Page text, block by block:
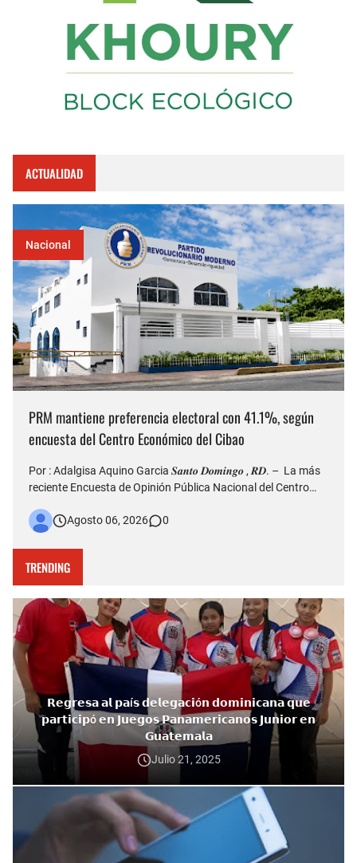
ACTUALIDAD
Nacional
PRM mantiene preferencia electoral con 41.1%, según
encuesta del Centro Económico del Cibao
Por : Adalgisa Aquino Garcia 𝑺𝒂𝒏𝒕𝒐 𝑫𝒐𝒎𝒊𝒏𝒈𝒐 , 𝑹𝑫. – La más
reciente Encuesta de Opinión Pública Nacional del Centro
Moderno (PRM) continúa siendo la organización política con
Agosto 06, 2026 0
TRENDING
𝗥𝗲𝗴𝗿𝗲𝘀𝗮 𝗮𝗹 𝗽𝗮í𝘀 𝗱𝗲𝗹𝗲𝗴𝗮𝗰𝗶ó𝗻 𝗱𝗼𝗺𝗶𝗻𝗶𝗰𝗮𝗻𝗮 𝗾𝘂𝗲
𝗽𝗮𝗿𝘁𝗶𝗰𝗶𝗽ó 𝗲𝗻 𝗝𝘂𝗲𝗴𝗼𝘀 𝗣𝗮𝗻𝗮𝗺𝗲𝗿𝗶𝗰𝗮𝗻𝗼𝘀 𝗝𝘂𝗻𝗶𝗼𝗿 𝗲𝗻
𝗚𝘂𝗮𝘁𝗲𝗺𝗮𝗹𝗮
Julio 21, 2025